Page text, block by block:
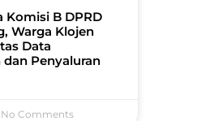
Komisi B DPRD
Warga Klojen
Data
Penyaluran
No Comments